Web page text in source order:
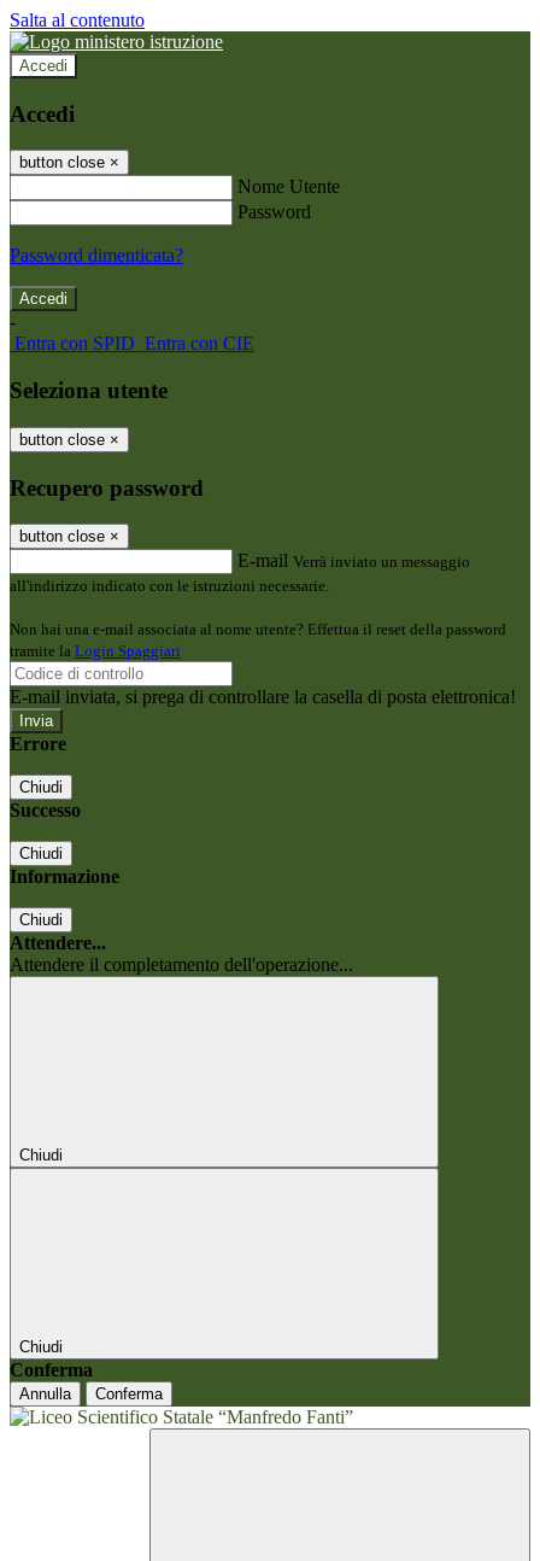
Salta al contenuto
Accedi
Accedi
button close ×
Nome Utente
Password
Password dimenticata?
-
Entra con SPID Entra con CIE
Seleziona utente
button close ×
Recupero password
button close ×
E-mail Verrà inviato un messaggio
all'indirizzo indicato con le istruzioni necessarie.
Non hai una e-mail associata al nome utente? Effettua il reset della password
tramite la Login Spaggiari
E-mail inviata, si prega di controllare la casella di posta elettronica!
Errore
Chiudi
Successo
Chiudi
Informazione
Chiudi
Attendere...
Attendere il completamento dell'operazione...
Chiudi
Chiudi
Conferma
Annulla Conferma